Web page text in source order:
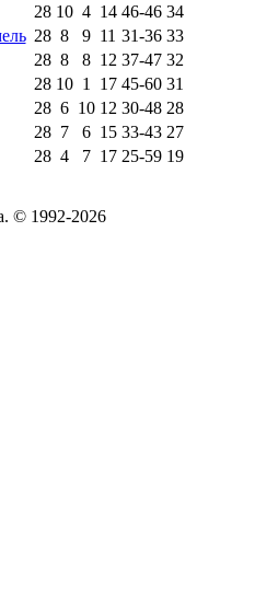
28 10 4 14 46-46 34
28 8 9 11 31-36 33
28 8 8 12 37-47 32
28 10 1 17 45-60 31
28 6 10 12 30-48 28
28 7 6 15 33-43 27
28 4 7 17 25-59 19
© 1992-2026